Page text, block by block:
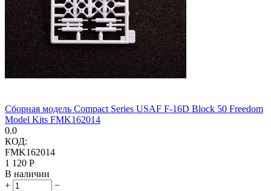
Сборная модель Compact Series USAF F-16D Block 50 Freedom
Model Kits FMK162014
0.0
КОД:
FMK162014
1 120 Р
В наличии
+
−